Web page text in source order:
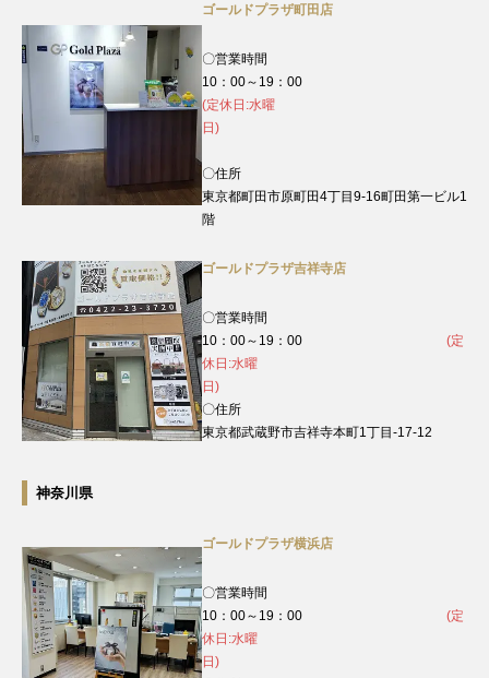
ゴールドプラザ町田店
〇営業時間
10：00～19：00
(定休日:水曜
日)
〇住所
東京都町田市原町田4丁目9‐16町田第一ビル1
階
ゴールドプラザ吉祥寺店
〇営業時間
10：00～19：00 (定
休日:水曜
日)
〇住所
東京都武蔵野市吉祥寺本町1丁目-17-12
神奈川県
ゴールドプラザ横浜店
〇営業時間
10：00～19：00 (定
休日:水曜
日)